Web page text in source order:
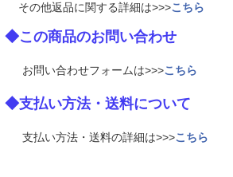
その他返品に関する詳細は>>>こちら
◆この商品のお問い合わせ
お問い合わせフォームは>>>こちら
◆支払い方法・送料について
支払い方法・送料の詳細は>>>こちら